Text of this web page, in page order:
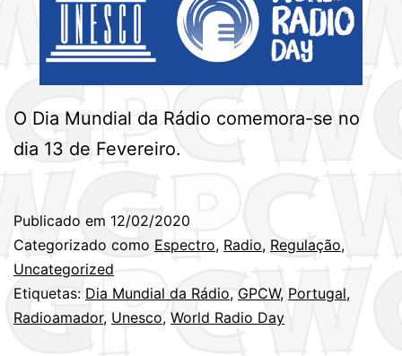
O Dia Mundial da Rádio comemora-se no
dia 13 de Fevereiro.
Publicado em 12/02/2020
Categorizado como Espectro, Radio, Regulação,
Uncategorized
Etiquetas: Dia Mundial da Rádio, GPCW, Portugal,
Radioamador, Unesco, World Radio Day